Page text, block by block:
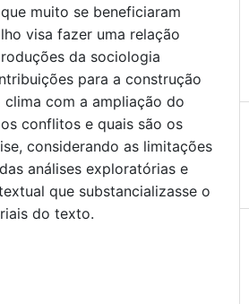
muito se beneficiaram
visa fazer uma relação
da sociologia
para a construção
com a ampliação do
conflitos e quais são os
considerando as limitações
análises exploratórias e
que substancializasse o
do texto.